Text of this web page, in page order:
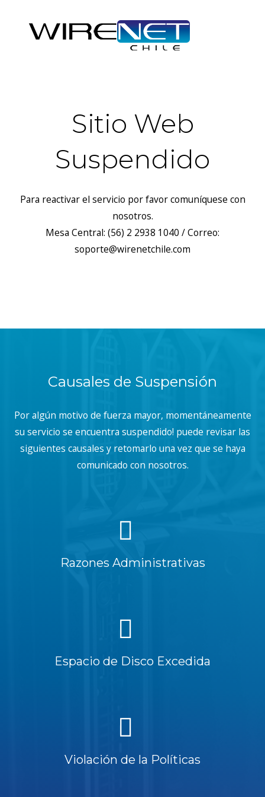
Sitio Web
Suspendido
Para reactivar el servicio por favor comuníquese con
nosotros.
Mesa Central: (56) 2 2938 1040 / Correo:
soporte@wirenetchile.com
Causales de Suspensión
Por algún motivo de fuerza mayor, momentáneamente
su servicio se encuentra suspendido! puede revisar las
siguientes causales y retomarlo una vez que se haya
comunicado con nosotros.
Razones Administrativas
Espacio de Disco Excedida
Violación de la Políticas